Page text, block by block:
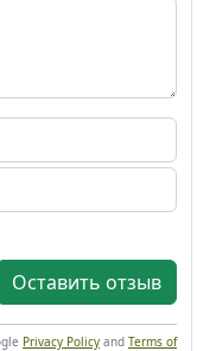
Оставить отзыв
Privacy Policy and Terms of